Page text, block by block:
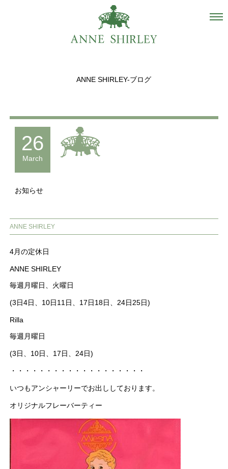
Salon
recommend
ANNE SHIRLEY-ブログ
26
March
お知らせ
ANNE SHIRLEY
4月の定休日
ANNE SHIRLEY
毎週月曜日、火曜日
(3日4日、10日11日、17日18日、24日25日)
Rilla
毎週月曜日
(3日、10日、17日、24日)
・・・・・・・・・・・・・・・・・・・
いつもアンシャーリーでお出ししております。
オリジナルフレーバーティー